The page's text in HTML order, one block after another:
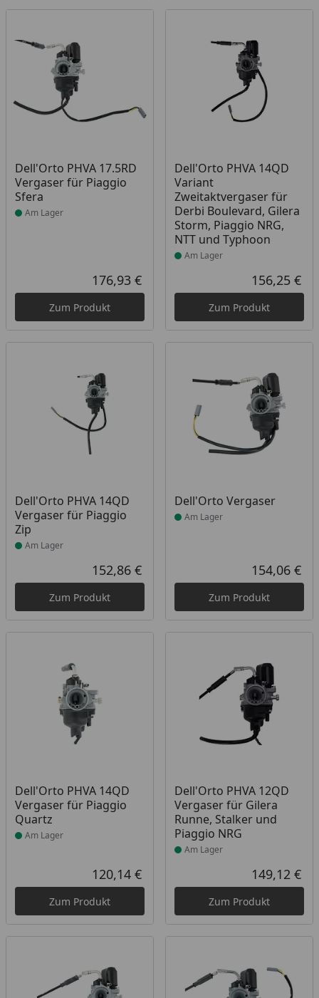
Dell'Orto PHVA 17.5RD
Vergaser für Piaggio
Sfera
Produkt am Lager
Am Lager
Aktueller Preis
176,93 €
Zum Produkt
Dell'Orto PHVA 14QD
Variant
Zweitaktvergaser für
Derbi Boulevard, Gilera
Storm, Piaggio NRG,
NTT und Typhoon
Produkt am Lager
Am Lager
156,25 €
Zum Produkt
Dell'Orto PHVA 14QD
Vergaser für Piaggio
Zip
Produkt am Lager
Am Lager
Aktueller Preis
152,86 €
Zum Produkt
Dell'Orto Vergaser
Produkt am Lager
Am Lager
154,06 €
Zum Produkt
Dell'Orto PHVA 14QD
Vergaser für Piaggio
Quartz
Produkt am Lager
Am Lager
Aktueller Preis
120,14 €
Zum Produkt
Dell'Orto PHVA 12QD
Vergaser für Gilera
Runne, Stalker und
Piaggio NRG
Produkt am Lager
Am Lager
149,12 €
Zum Produkt